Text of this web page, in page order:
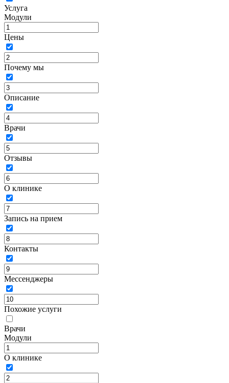
Услуга
Модули
Цены
Почему мы
Описание
Врачи
Отзывы
О клинике
Запись на прием
Контакты
Мессенджеры
Похожие услуги
Врачи
Модули
О клинике